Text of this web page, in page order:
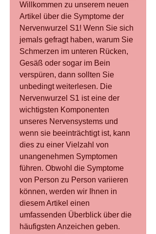
Willkommen zu unserem neuen
Artikel über die Symptome der
Nervenwurzel S1! Wenn Sie sich
jemals gefragt haben, warum Sie
Schmerzen im unteren Rücken,
Gesäß oder sogar im Bein
verspüren, dann sollten Sie
unbedingt weiterlesen. Die
Nervenwurzel S1 ist eine der
wichtigsten Komponenten
unseres Nervensystems und
wenn sie beeinträchtigt ist, kann
dies zu einer Vielzahl von
unangenehmen Symptomen
führen. Obwohl die Symptome
von Person zu Person variieren
können, werden wir Ihnen in
diesem Artikel einen
umfassenden Überblick über die
häufigsten Anzeichen geben.